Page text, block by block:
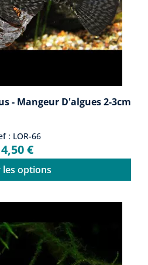
- Mangeur D'algues 2-3cm
: LOR-66
4,50 €
les options